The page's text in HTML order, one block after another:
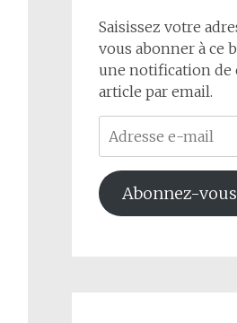
Saisissez votre
vous abonner à ce
une notification de
article par email.
Adresse
e-
mail
Abonnez-vous